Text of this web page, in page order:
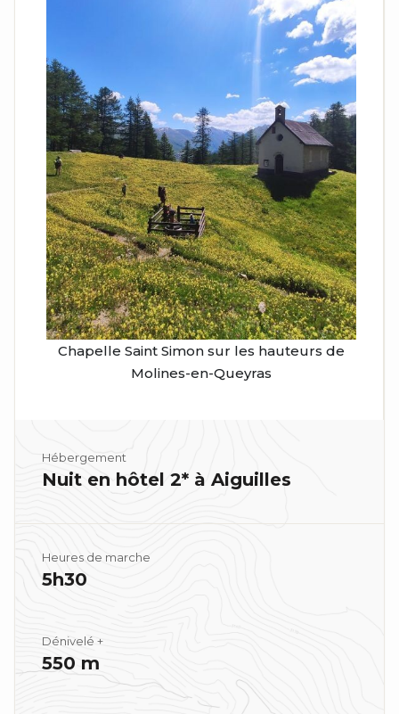
Chapelle Saint Simon sur les hauteurs de
Molines-en-Queyras
Hébergement
Nuit en hôtel 2* à Aiguilles
Heures de marche
5h30
Dénivelé +
550 m